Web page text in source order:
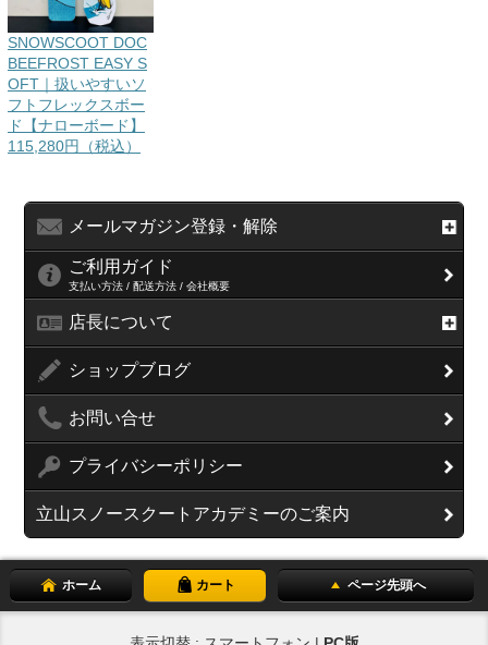
SNOWSCOOT DOC
BEEFROST EASY S
OFT｜扱いやすいソ
フトフレックスボー
ド【ナローボード】
115,280円（税込）
メールマガジン登録・解除
ご利用ガイド
支払い方法 / 配送方法 / 会社概要
店長について
ショップブログ
お問い合せ
プライバシーポリシー
立山スノースクートアカデミーのご案内
ホーム カート ページ先頭へ